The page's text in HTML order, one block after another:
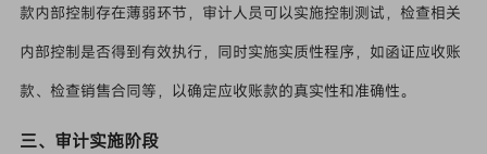
款内部控制存在薄弱环节，审计人员可以实施控制测试，检查相关
内部控制是否得到有效执行，同时实施实质性程序，如函证应收账
款、检查销售合同等，以确定应收账款的真实性和准确性。
三、审计实施阶段